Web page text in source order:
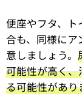
便座やフタ、
合も、同様にア
意しましょう。
可能性が高く
る可能性があり